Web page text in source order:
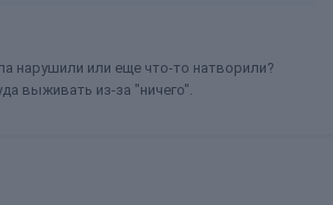
нарушили или еще что-то натворили?
выживать из-за "ничего".